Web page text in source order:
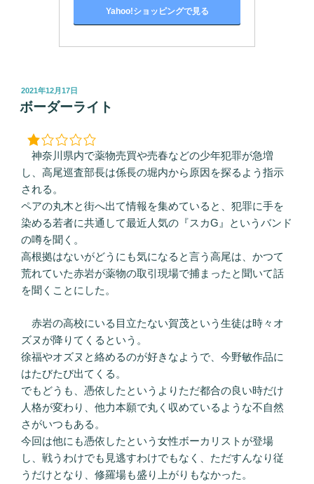
Yahoo!ショッピングで見る
投
稿
日:
2021年12月17日
ボーダーライト
神奈川県内で薬物売買や売春などの少年犯罪が急増
し、高尾巡査部長は係長の堀内から原因を探るよう指示
される。
ペアの丸木と街へ出て情報を集めていると、犯罪に手を
染める若者に共通して最近人気の『スカG』というバンド
の噂を聞く。
高根拠はないがどうにも気になると言う高尾は、かつて
荒れていた赤岩が薬物の取引現場で捕まったと聞いて話
を聞くことにした。
赤岩の高校にいる目立たない賀茂という生徒は時々オ
ズヌが降りてくるという。
徐福やオズヌと絡めるのが好きなようで、今野敏作品に
はたびたび出てくる。
でもどうも、憑依したというよりただ都合の良い時だけ
人格が変わり、他力本願で丸く収めているような不自然
さがいつもある。
今回は他にも憑依したという女性ボーカリストが登場
し、戦うわけでも見逃すわけでもなく、ただすんなり従
うだけとなり、修羅場も盛り上がりもなかった。